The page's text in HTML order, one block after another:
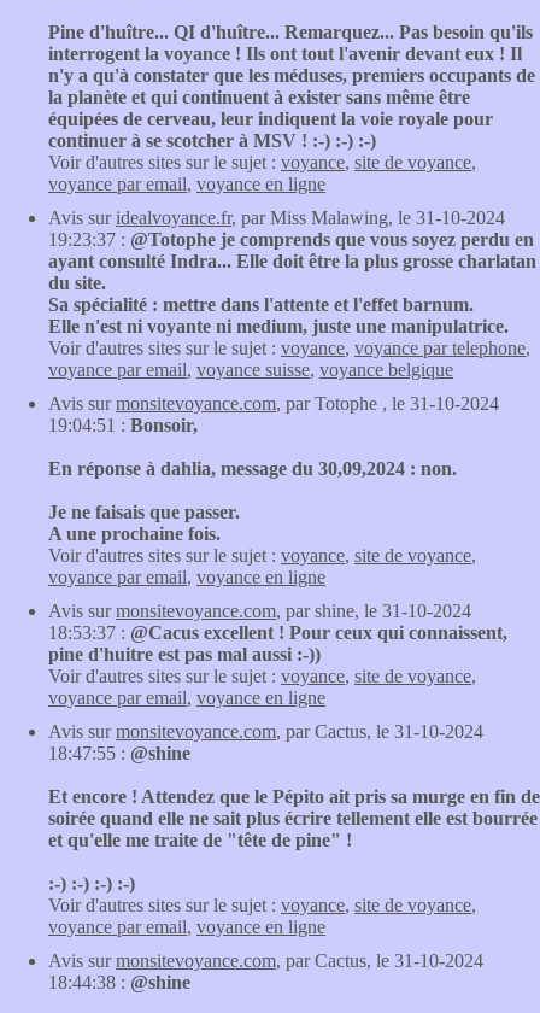
Pine d'huître... QI d'huître... Remarquez... Pas besoin qu'ils
interrogent la voyance ! Ils ont tout l'avenir devant eux ! Il
n'y a qu'à constater que les méduses, premiers occupants de
la planète et qui continuent à exister sans même être
équipées de cerveau, leur indiquent la voie royale pour
continuer à se scotcher à MSV ! :-) :-) :-)
Voir d'autres sites sur le sujet : voyance, site de voyance,
voyance par email, voyance en ligne
Avis suridealvoyance.fr, par Miss Malawing, le 31-10-2024
19:23:37 : @Totophe je comprends que vous soyez perdu en
ayant consulté Indra... Elle doit être la plus grosse charlatan
du site.
Sa spécialité : mettre dans l'attente et l'effet barnum.
Elle n'est ni voyante ni medium, juste une manipulatrice.
Voir d'autres sites sur le sujet : voyance, voyance par telephone,
voyance par email, voyance suisse, voyance belgique
Avis surmonsitevoyance.com, par Totophe , le 31-10-2024
19:04:51 : Bonsoir,
En réponse à dahlia, message du 30,09,2024 : non.
Je ne faisais que passer.
A une prochaine fois.
Voir d'autres sites sur le sujet : voyance, site de voyance,
voyance par email, voyance en ligne
Avis surmonsitevoyance.com, par shine, le 31-10-2024
18:53:37 : @Cacus excellent ! Pour ceux qui connaissent,
pine d'huitre est pas mal aussi :-))
Voir d'autres sites sur le sujet : voyance, site de voyance,
voyance par email, voyance en ligne
Avis surmonsitevoyance.com, par Cactus, le 31-10-2024
18:47:55 : @shine
Et encore ! Attendez que le Pépito ait pris sa murge en fin de
soirée quand elle ne sait plus écrire tellement elle est bourrée
et qu'elle me traite de "tête de pine" !
:-) :-) :-) :-)
Voir d'autres sites sur le sujet : voyance, site de voyance,
voyance par email, voyance en ligne
Avis surmonsitevoyance.com, par Cactus, le 31-10-2024
18:44:38 : @shine